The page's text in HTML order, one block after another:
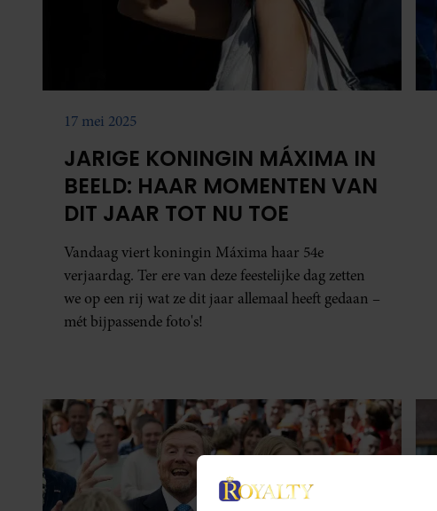
17 mei 2025
JARIGE KONINGIN MÁXIMA IN
BEELD: HAAR MOMENTEN VAN
DIT JAAR TOT NU TOE
Vandaag viert koningin Máxima haar 54e
verjaardag. Ter ere van deze feestelijke dag zetten
we op een rij wat ze dit jaar allemaal heeft gedaan –
mét bijpassende foto's!